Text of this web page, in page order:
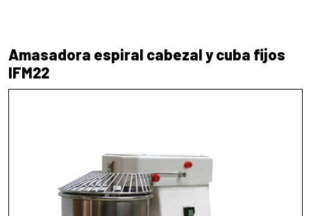
Amasadora espiral cabezal y cuba fijos
IFM22